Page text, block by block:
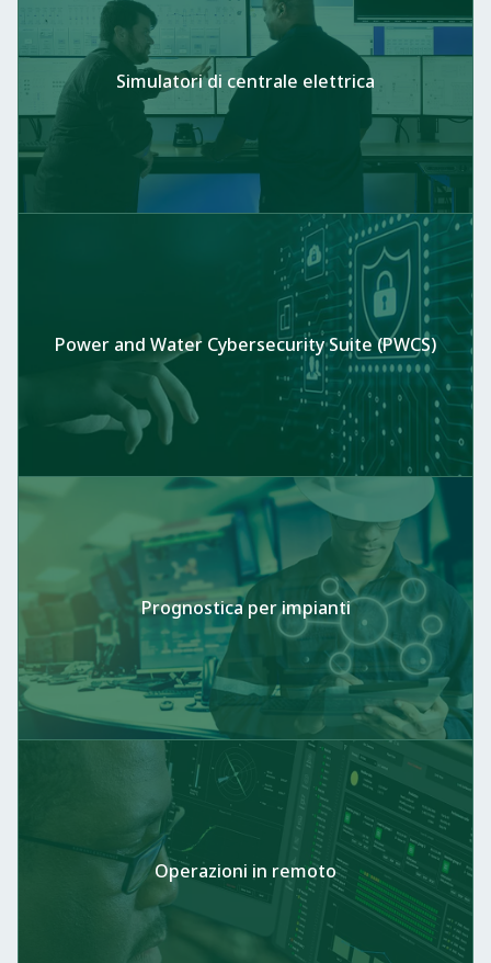
Simulatori di centrale elettrica
Power and Water Cybersecurity Suite (PWCS)
Prognostica per impianti
Operazioni in remoto